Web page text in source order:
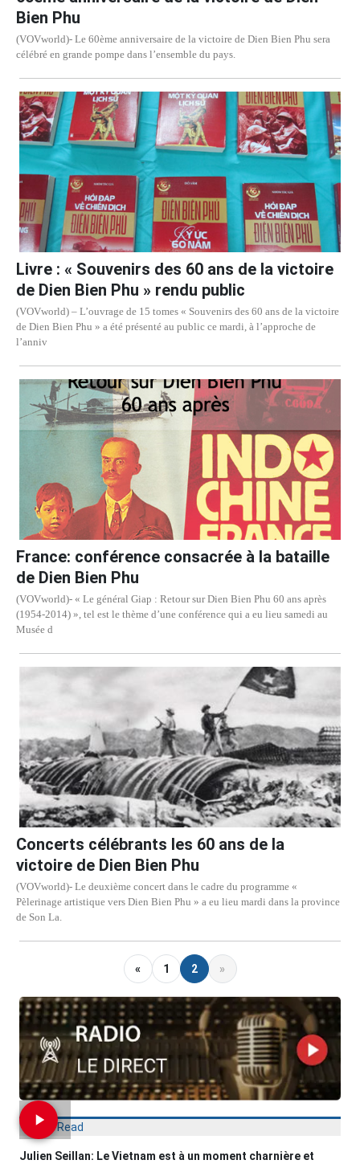
Bien Phu
(VOVworld)- Le 60ème anniversaire de la victoire de Dien Bien Phu sera
célébré en grande pompe dans l’ensemble du pays.
Livre : « Souvenirs des 60 ans de la victoire
de Dien Bien Phu » rendu public
(VOVworld) – L’ouvrage de 15 tomes « Souvenirs des 60 ans de la victoire
de Dien Bien Phu » a été présenté au public ce mardi, à l’approche de
l’anniv
France: conférence consacrée à la bataille
de Dien Bien Phu
(VOVworld)- « Le général Giap : Retour sur Dien Bien Phu 60 ans après
(1954-2014) », tel est le thème d’une conférence qui a eu lieu samedi au
Musée d
Concerts célébrants les 60 ans de la
victoire de Dien Bien Phu
(VOVworld)- Le deuxième concert dans le cadre du programme «
Pèlerinage artistique vers Dien Bien Phu » a eu lieu mardi dans la province
de Son La.
« 1 2 »
Most Read
Julien Seillan: Le Vietnam est à un moment charnière et